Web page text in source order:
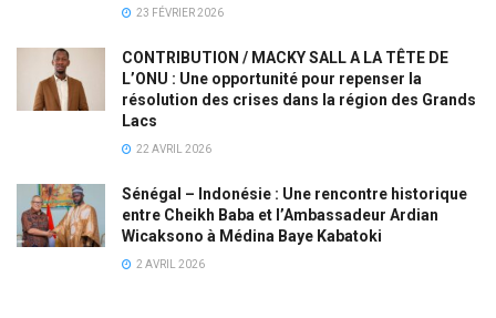
23 FÉVRIER 2026
CONTRIBUTION / MACKY SALL A LA TÊTE DE
L’ONU : Une opportunité pour repenser la
résolution des crises dans la région des Grands
Lacs
22 AVRIL 2026
Sénégal – Indonésie : Une rencontre historique
entre Cheikh Baba et l’Ambassadeur Ardian
Wicaksono à Médina Baye Kabatoki
2 AVRIL 2026